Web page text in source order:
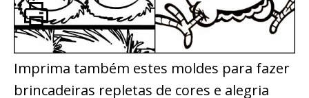
Imprima também estes moldes para fazer
brincadeiras repletas de cores e alegria